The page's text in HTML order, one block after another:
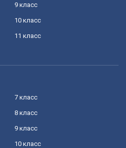
9 класс
10 класс
11 класс
7 класс
8 класс
9 класс
10 класс